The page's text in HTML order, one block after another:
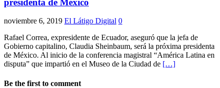
noviembre 6, 2019 El Látigo Digital 0
Rafael Correa, expresidente de Ecuador, aseguró que la jefa de
Gobierno capitalino, Claudia Sheinbaum, será la próxima presidenta
de México. Al inicio de la conferencia magistral “América Latina en
disputa” que impartió en el Museo de la Ciudad de […]
Be the first to comment